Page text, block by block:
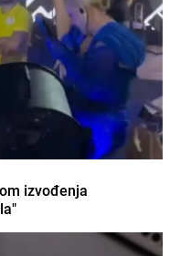
izvođenja